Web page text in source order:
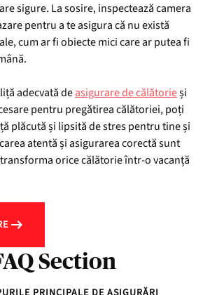
sigure. La sosire, inspectează camera
pentru a te asigura că nu există
cum ar fi obiecte mici care ar putea fi
adecvată deasigurare de călătorieși
pentru pregătirea călătoriei, poți
plăcută și lipsită de stres pentru tine și
atentă și asigurarea corectă sunt
orice călătorie într-o vacanță
Section